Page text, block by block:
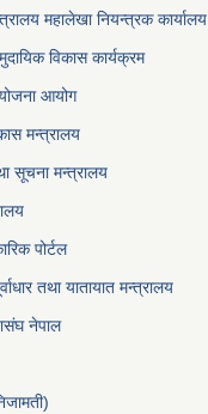
महालेखा नियन्त्रक कार्यालय
विकास कार्यक्रम
आयोग
मन्त्रालय
सूचना मन्त्रालय
पोर्टल
तथा यातायात मन्त्रालय
नेपाल